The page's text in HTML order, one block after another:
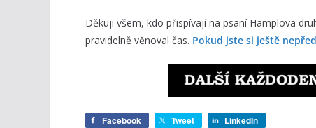
Děkuji všem, kdo přispívají na psaní Hamplova
pravidelně věnoval čas. Pokud jste si ještě
Facebook Tweet LinkedIn